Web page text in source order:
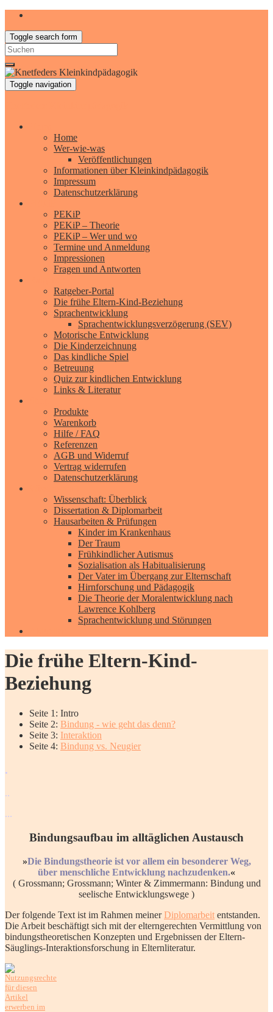
Toggle search form
Search
for:
Toggle navigation
Home
Wer-wie-was
Veröffentlichungen
Informationen über Kleinkindpädagogik
Impressum
Datenschutzerklärung
PEKiP
PEKiP – Theorie
PEKiP – Wer und wo
Termine und Anmeldung
Impressionen
Fragen und Antworten
Ratgeber-Portal
Die frühe Eltern-Kind-Beziehung
Sprachentwicklung
Sprachentwicklungsverzögerung (SEV)
Motorische Entwicklung
Die Kinderzeichnung
Das kindliche Spiel
Betreuung
Quiz zur kindlichen Entwicklung
Links & Literatur
Produkte
Warenkorb
Hilfe / FAQ
Referenzen
AGB und Widerruf
Vertrag widerrufen
Datenschutzerklärung
Wissenschaft: Überblick
Dissertation & Diplomarbeit
Hausarbeiten & Prüfungen
Kinder im Krankenhaus
Der Traum
Frühkindlicher Autismus
Sozialisation als Habitualisierung
Der Vater im Übergang zur Elternschaft
Hirnforschung und Pädagogik
Die Theorie der Moralentwicklung nach
Lawrence Kohlberg
Sprachentwicklung und Störungen
Die frühe Eltern-Kind-
Beziehung
Seite 1: Intro
Seite 2: Bindung - wie geht das denn?
Seite 3: Interaktion
Seite 4: Bindung vs. Neugier
.
..
...
Bindungsaufbau im alltäglichen Austausch
»Die Bindungstheorie ist vor allem ein besonderer Weg,
über menschliche Entwicklung nachzudenken.«
( Grossmann; Grossmann; Winter & Zimmermann: Bindung und
seelische Entwicklungswege )
Der folgende Text ist im Rahmen meinerDiplomarbeit entstanden.
Die Arbeit beschäftigt sich mit der elterngerechten Vermittlung von
bindungstheoretischen Konzepten und Ergebnissen der Eltern-
Säuglings-Interaktionsforschung in Elternliteratur.